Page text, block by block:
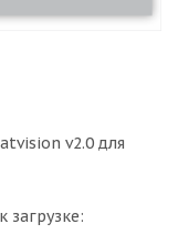
v2.0 для
загрузке: